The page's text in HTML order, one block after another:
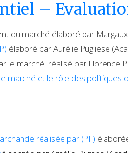
–
du marché élaboré par
élaboré par Aurélie Pugliese
le marché, réalisé par Florence
marché et le rôle des politiques
réalisée par (PF)